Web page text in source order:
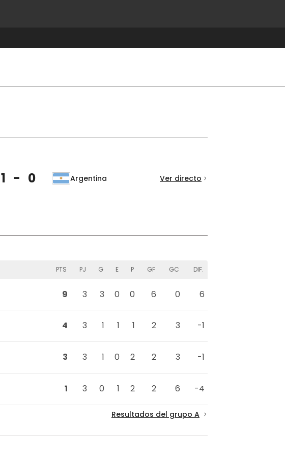
1 - 0 Argentina Ver directo
PTS PJ G E P GF GC DIF.
9 3 3 0 0 6 0 6
4 3 1 1 1 2 3 -1
3 3 1 0 2 2 3 -1
1 3 0 1 2 2 6 -4
Resultados del grupo A